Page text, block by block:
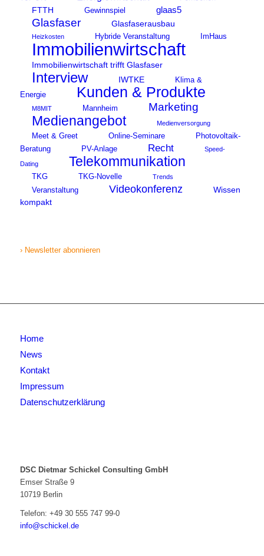
FTTH Gewinnspiel glaas5
Glasfaser Glasfaserausbau
Heizkosten Hybride Veranstaltung ImHaus
Immobilienwirtschaft
Immobilienwirtschaft trifft Glasfaser
Interview IWTKE
Klima &
Energie
Kunden & Produkte
M8MIT Mannheim Marketing
Medienangebot Medienversorgung
Meet & Greet Online-Seminare
Photovoltaik-
Beratung
PV-Anlage Recht Speed-
Dating Telekommunikation
TKG TKG-Novelle Trends
Veranstaltung Videokonferenz
Wissen
kompakt
› Newsletter abonnieren
Home
News
Kontakt
Impressum
Datenschutzerklärung
DSC Dietmar Schickel Consulting GmbH
Emser Straße 9
10719 Berlin
Telefon: +49 30 555 747 99-0
info@schickel.de